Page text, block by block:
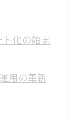
化の始ま
用の革新
ギー削減